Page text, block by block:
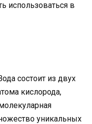
использоваться в
состоит из двух
кислорода,
уникальных